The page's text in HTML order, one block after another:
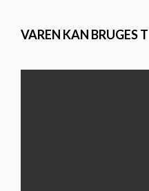
VAREN KAN BRUGES